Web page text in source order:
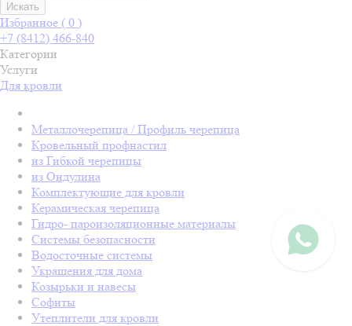
Искать
Избранное ( 0 )
+7 (8412) 466-840
Категории
Услуги
Для кровли
Металлочерепица / Профиль черепица
Кровельный профнастил
из Гибкой черепицы
из Ондулина
Комплектующие для кровли
Керамическая черепица
Гидро- пароизоляционные материалы
Системы безопасности
Водосточные системы
Украшения для дома
Козырьки и навесы
Софиты
Утеплители для кровли